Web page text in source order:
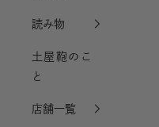
読み物
土屋鞄のこ
と
店舗一覧